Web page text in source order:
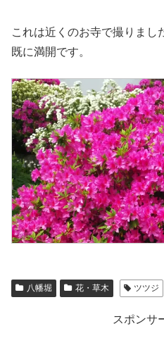
これは近くのお寺で撮りまし
既に満開です。
八幡堀 花・草木 ツツジ
スポンサ